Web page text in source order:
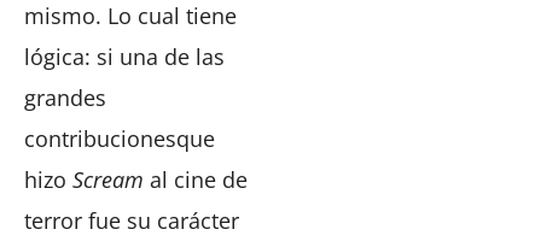
mismo. Lo cual tiene
lógica: si una de las
grandes
contribucionesque
hizo Scream al cine de
terror fue su carácter